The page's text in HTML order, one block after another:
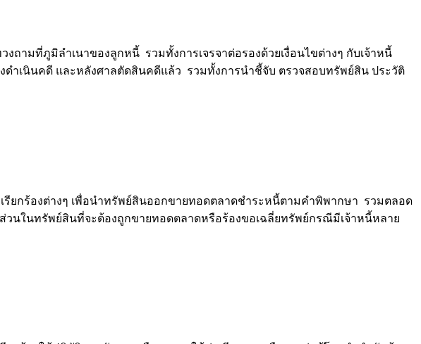
มที่ภูมิลำเนาของลูกหนี้ รวมทั้งการเจรจาต่อรองด้วยเงื่อนไขต่างๆ กับเจ้าหนี้
ำเนินคดี และหลังศาลตัดสินคดีแล้ว รวมทั้งการนำชี้จับ ตรวจสอบทรัพย์สิน ประวัติ
ยกร้องต่างๆ เพื่อนำทรัพย์สินออกขายทอดตลาดชำระหนี้ตามคำพิพากษา รวมตลอด
นในทรัพย์สินที่จะต้องถูกขายทอดตลาดหรือร้องขอเฉลี่ยทรัพย์กรณีมีเจ้าหนี้หลาย